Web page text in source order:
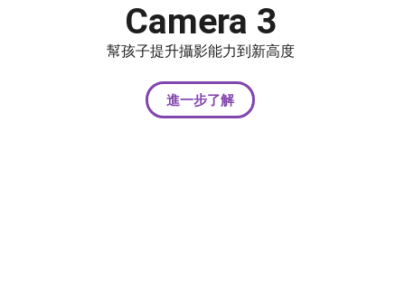
Camera 3
幫孩子提升攝影能力到新高度
進一步了解